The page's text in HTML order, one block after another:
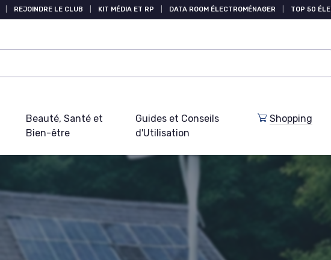
REJOINDRE LE CLUB KIT MÉDIA ET RP DATA ROOM ÉLECTROMÉNAGER TOP 50
Beauté, Santé et
Bien-être
Guides et Conseils
d'Utilisation
Shopping